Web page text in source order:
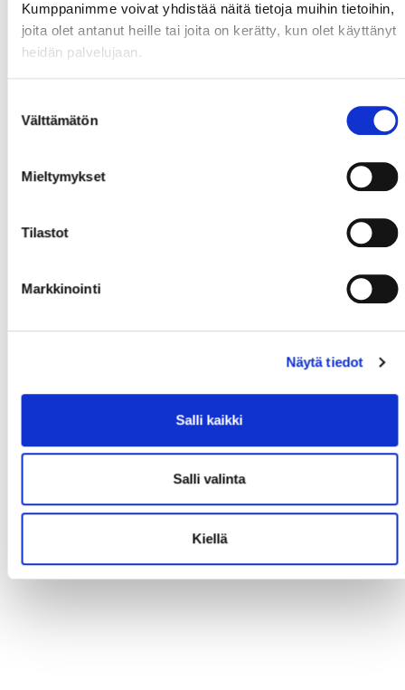
Kumppanimme voivat yhdistää näitä tietoja muihin tietoihin,
joita olet antanut heille tai joita on kerätty, kun olet käyttänyt
heidän palvelujaan.
valinta
Välttämätön
Mieltymykset
Tilastot
Markkinointi
Näytä tiedot
Salli kaikki
Salli valinta
Kiellä